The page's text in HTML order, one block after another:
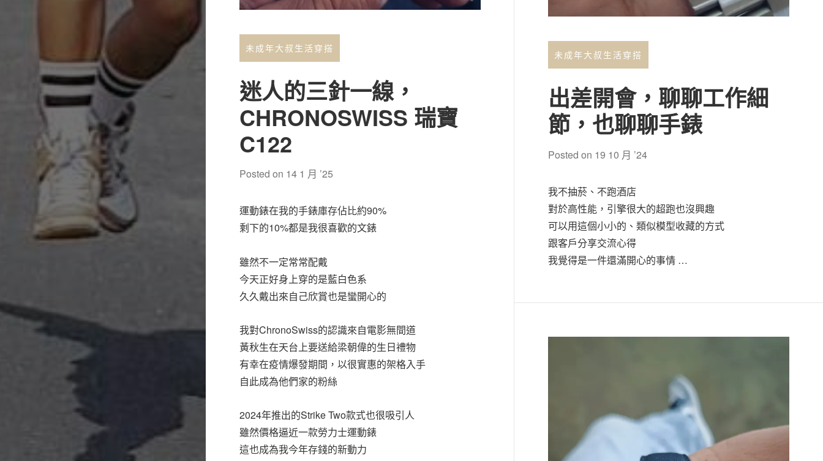
未成年大叔生活穿搭
迷人的三針一線，
CHRONOSWISS 瑞寶
C122
Posted on 14 1 月 ’25
運動錶在我的手錶庫存佔比約90%
剩下的10%都是我很喜歡的文錶
雖然不一定常常配戴
今天正好身上穿的是藍白色系
久久戴出來自己欣賞也是蠻開心的
我對ChronoSwiss的認識來自電影無間道
黃秋生在天台上要送給梁朝偉的生日禮物
有幸在疫情爆發期間，以很實惠的架格入手
自此成為他們家的粉絲
2024年推出的Strike Two款式也很吸引人
雖然價格逼近一款勞力士運動錶
這也成為我今年存錢的新動力
未成年大叔生活穿搭
出差開會，聊聊工作細
節，也聊聊手錶
Posted on 19 10 月 ’24
我不抽菸、不跑酒店
對於高性能，引擎很大的超跑也沒興趣
可以用這個小小的、類似模型收藏的方式
跟客戶分享交流心得
我覺得是一件還滿開心的事情 …